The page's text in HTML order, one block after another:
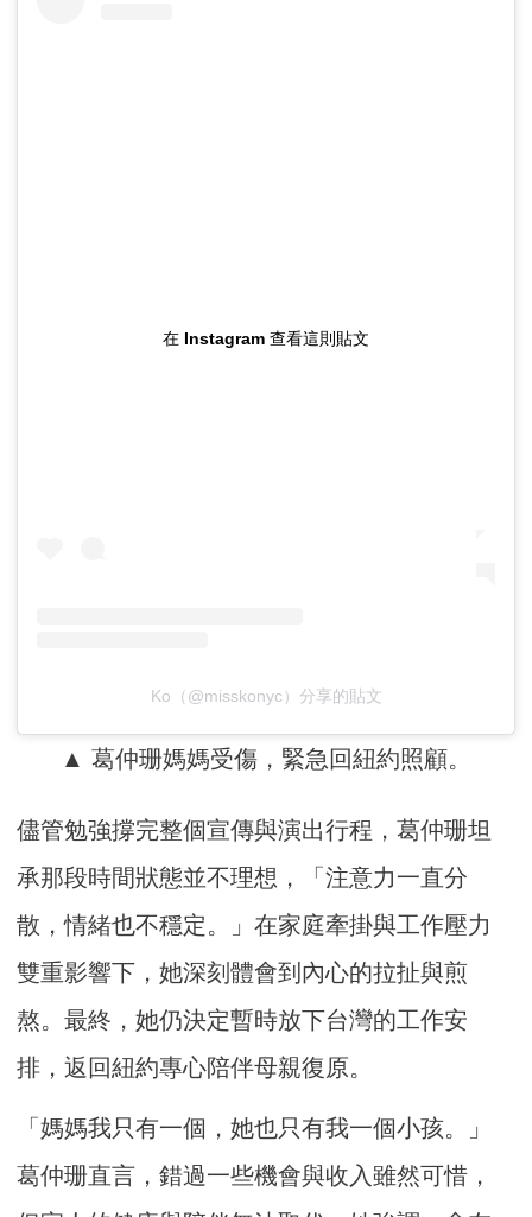
在 Instagram 查看這則貼文
Ko（@misskonyc）分享的貼文
▲ 葛仲珊媽媽受傷，緊急回紐約照顧。
儘管勉強撐完整個宣傳與演出行程，葛仲珊坦
承那段時間狀態並不理想，「注意力一直分
散，情緒也不穩定。」在家庭牽掛與工作壓力
雙重影響下，她深刻體會到內心的拉扯與煎
熬。最終，她仍決定暫時放下台灣的工作安
排，返回紐約專心陪伴母親復原。
「媽媽我只有一個，她也只有我一個小孩。」
葛仲珊直言，錯過一些機會與收入雖然可惜，